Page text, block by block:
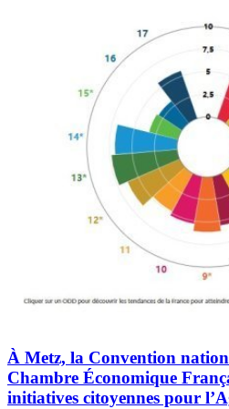
À Metz, la Convention
Chambre Économique
initiatives citoyennes pour